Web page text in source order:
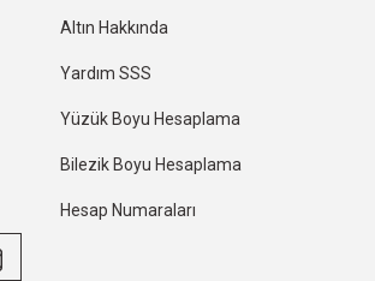
Altın Hakkında
Yardım SSS
Yüzük Boyu Hesaplama
Bilezik Boyu Hesaplama
Hesap Numaraları